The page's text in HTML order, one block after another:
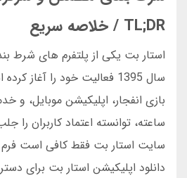
TL;DR / خلاصه سریع
استار بت یکی از پلتفرم های شرط
سال 1395 فعالیت خود را
ساعته، توانسته اعتماد کاربران را
سایت استار بت فقط کافی است فرم
دانلود اپلیکیشن استار بت برای